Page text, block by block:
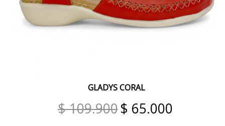
CURRY
CARAMELO
GLADYS CORAL
$ 109.900$ 65.000